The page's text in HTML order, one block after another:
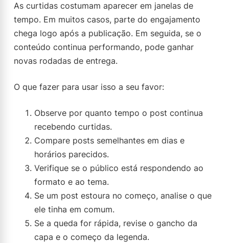
As curtidas costumam aparecer em janelas de
tempo. Em muitos casos, parte do engajamento
chega logo após a publicação. Em seguida, se o
conteúdo continua performando, pode ganhar
novas rodadas de entrega.
O que fazer para usar isso a seu favor:
Observe por quanto tempo o post continua
recebendo curtidas.
Compare posts semelhantes em dias e
horários parecidos.
Verifique se o público está respondendo ao
formato e ao tema.
Se um post estoura no começo, analise o que
ele tinha em comum.
Se a queda for rápida, revise o gancho da
capa e o começo da legenda.